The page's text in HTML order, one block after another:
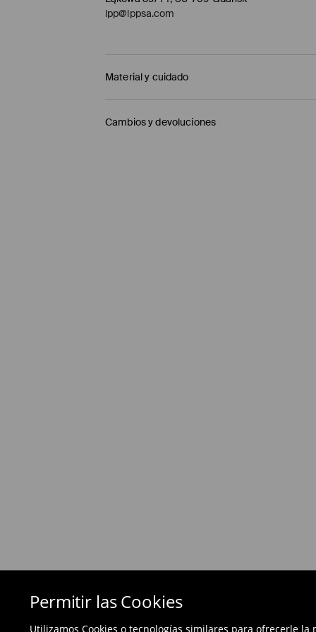
Permitir las Cookies
Utilizamos Cookies o tecnologías similares para ofrecerle
lpp@lppsa.com
Material y cuidado
1º TELA :
100% POLIAMIDA
RELLENO: 100% POLIÉSTER
Cambios y devoluciones